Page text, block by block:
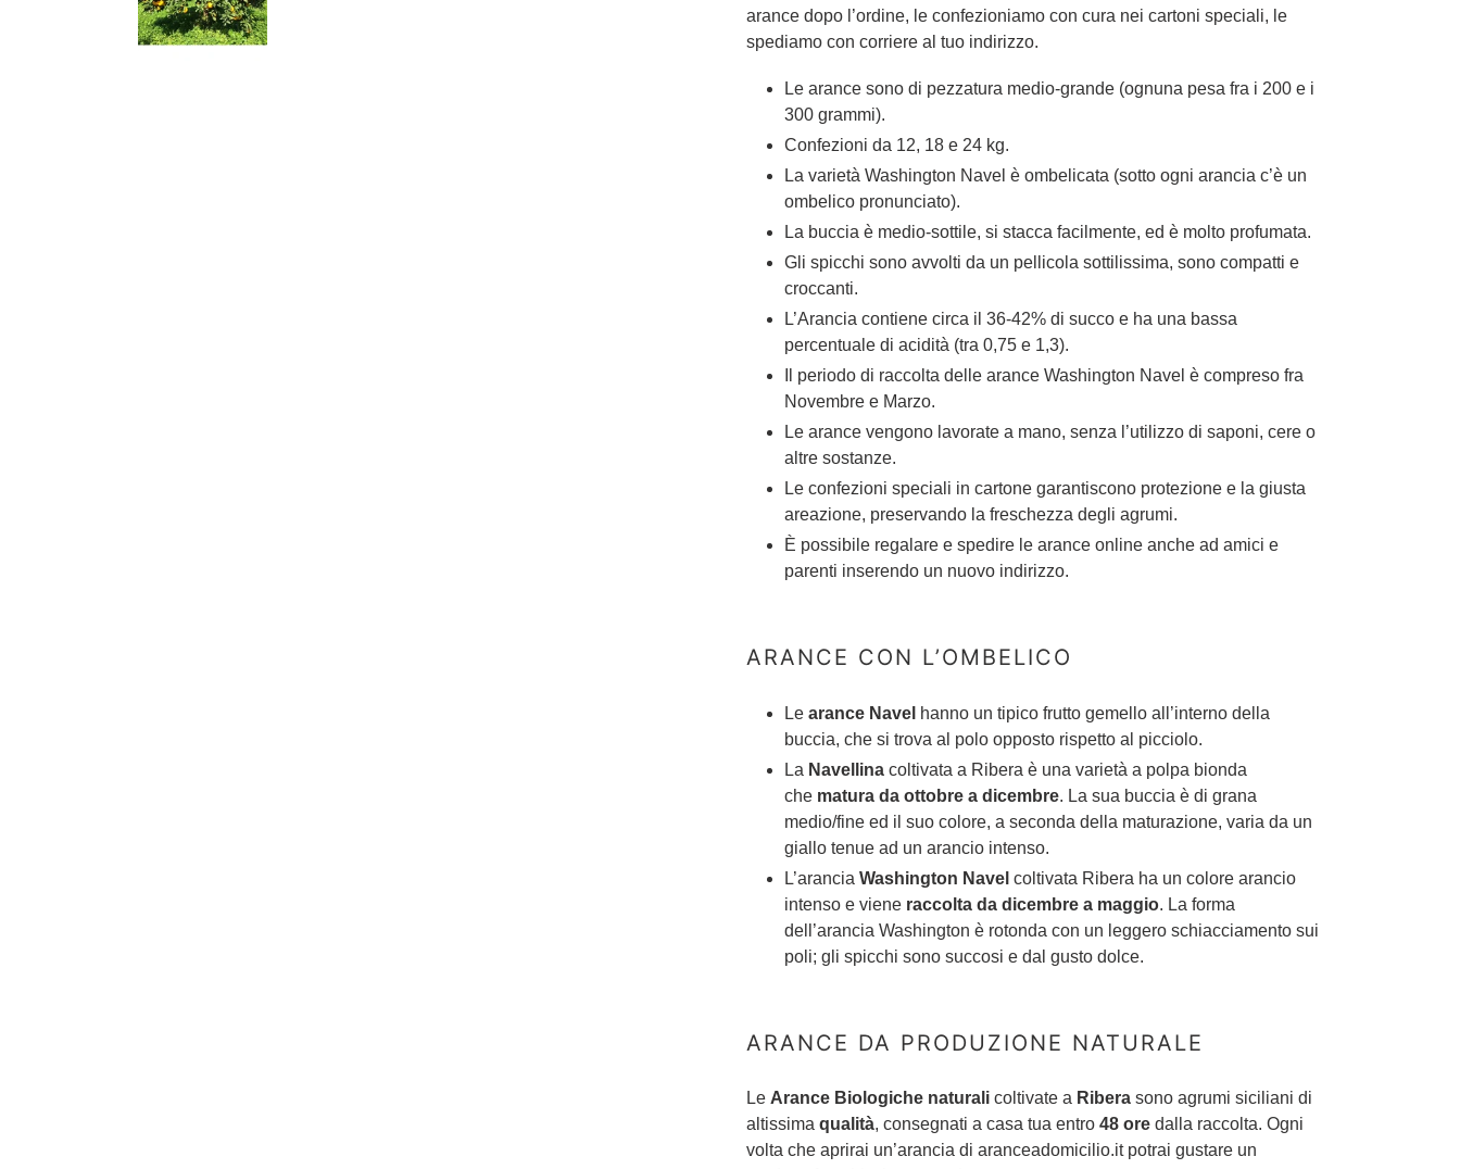
arance dopo l’ordine, le confezioniamo con cura nei cartoni speciali, le
spediamo con corriere al tuo indirizzo.
Le arance sono di pezzatura medio-grande (ognuna pesa fra i 200 e i
300 grammi).
Confezioni da 12, 18 e 24 kg.
La varietà Washington Navel è ombelicata (sotto ogni arancia c’è un
ombelico pronunciato).
La buccia è medio-sottile, si stacca facilmente, ed è molto profumata.
Gli spicchi sono avvolti da un pellicola sottilissima, sono compatti e
croccanti.
L’Arancia contiene circa il 36-42% di succo e ha una bassa
percentuale di acidità (tra 0,75 e 1,3).
Il periodo di raccolta delle arance Washington Navel è compreso fra
Novembre e Marzo.
Le arance vengono lavorate a mano, senza l’utilizzo di saponi, cere o
altre sostanze.
Le confezioni speciali in cartone garantiscono protezione e la giusta
areazione, preservando la freschezza degli agrumi.
È possibile regalare e spedire le arance online anche ad amici e
parenti inserendo un nuovo indirizzo.
ARANCE CON L’OMBELICO
Le arance Navel hanno un tipico frutto gemello all’interno della
buccia, che si trova al polo opposto rispetto al picciolo.
La Navellina coltivata a Ribera è una varietà a polpa bionda
che matura da ottobre a dicembre. La sua buccia è di grana
medio/fine ed il suo colore, a seconda della maturazione, varia da un
giallo tenue ad un arancio intenso.
L’arancia Washington Navel coltivata Ribera ha un colore arancio
intenso e viene raccolta da dicembre a maggio. La forma
dell’arancia Washington è rotonda con un leggero schiacciamento sui
poli; gli spicchi sono succosi e dal gusto dolce.
ARANCE DA PRODUZIONE NATURALE
Le Arance Biologiche naturali coltivate a Ribera sono agrumi siciliani di
altissima qualità, consegnati a casa tua entro 48 ore dalla raccolta. Ogni
volta che aprirai un’arancia di aranceadomicilio.it potrai gustare un